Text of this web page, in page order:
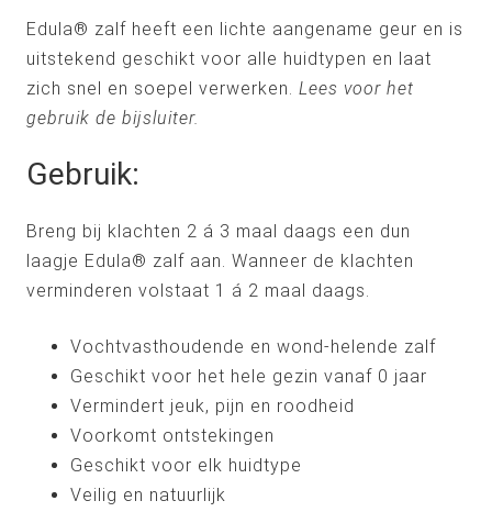
Edula® zalf heeft een lichte aangename geur en is
uitstekend geschikt voor alle huidtypen en laat
zich snel en soepel verwerken. Lees voor het
gebruik de bijsluiter.
Gebruik:
Breng bij klachten 2 á 3 maal daags een dun
laagje Edula® zalf aan. Wanneer de klachten
verminderen volstaat 1 á 2 maal daags.
Vochtvasthoudende en wond-helende zalf
Geschikt voor het hele gezin vanaf 0 jaar
Vermindert jeuk, pijn en roodheid
Voorkomt ontstekingen
Geschikt voor elk huidtype
Veilig en natuurlijk